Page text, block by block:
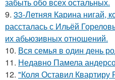
9. 33-Летняя Карина нигай,
рассталась с Ильёй
их абьюзивных отношений.
10. Вся семья в один день
11. Недавно Памела
12. "Коля Оставил Квартиру